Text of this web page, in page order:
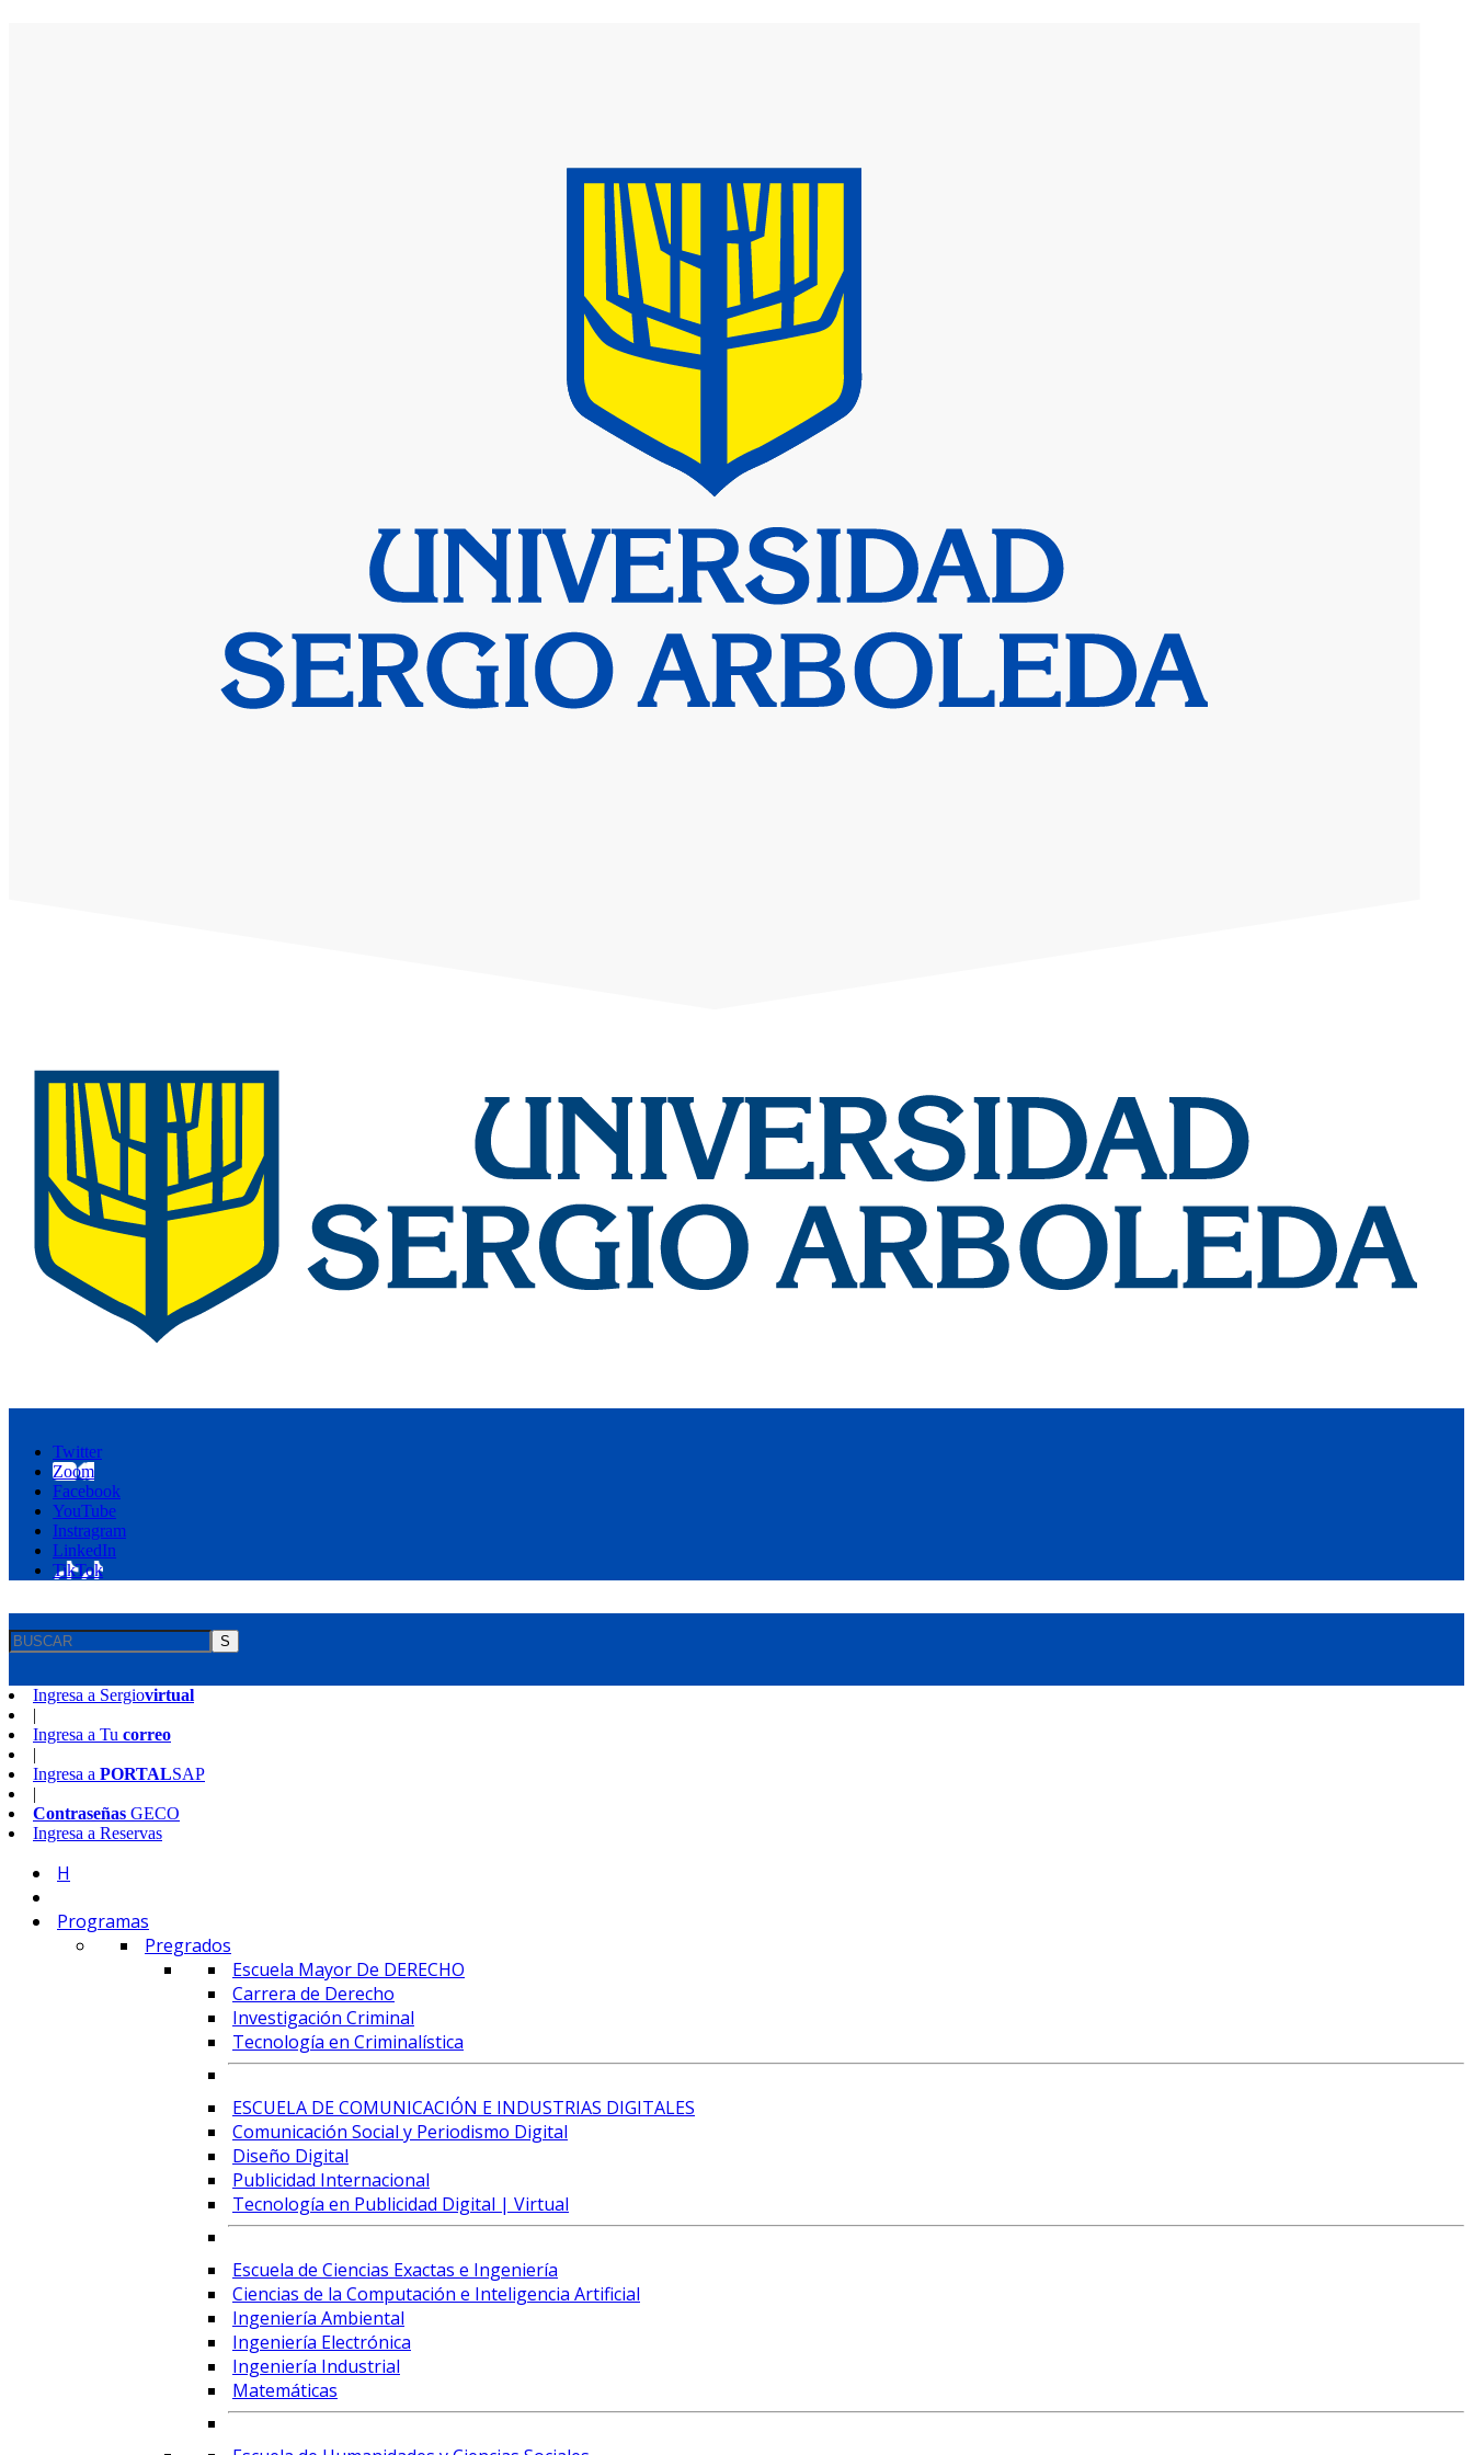
Twitter
Zoom
Facebook
YouTube
Instragram
LinkedIn
TikTok
S
Ingresa a Sergiovirtual
|
Ingresa a Tu correo
|
Ingresa a PORTALSAP
|
Contraseñas GECO
Ingresa a Reservas
H
Programas
Pregrados
Escuela Mayor De DERECHO
Carrera de Derecho
Investigación Criminal
Tecnología en Criminalística
ESCUELA DE COMUNICACIÓN E INDUSTRIAS DIGITALES
Comunicación Social y Periodismo Digital
Diseño Digital
Publicidad Internacional
Tecnología en Publicidad Digital | Virtual
Escuela de Ciencias Exactas e Ingeniería
Ciencias de la Computación e Inteligencia Artificial
Ingeniería Ambiental
Ingeniería Electrónica
Ingeniería Industrial
Matemáticas